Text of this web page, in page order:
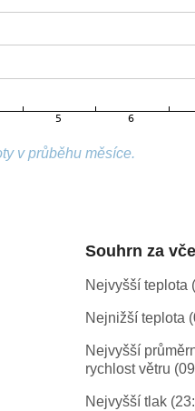
v průběhu měsíce.
Souhrn za
Nejvyšší teplota
Nejnižší teplota
Nejvyšší
rychlost větru
Nejvyšší tlak